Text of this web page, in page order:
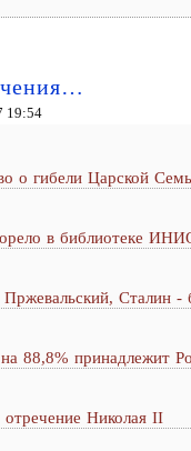
19:54
о гибели Царской
в библиотеке
Сталин -
88,8% принадлежит
Николая II